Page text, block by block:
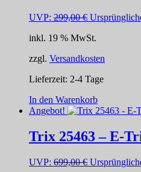
UVP: 299,00€
inkl. 19 % MwSt.
zzgl. Versandkosten
Lieferzeit: 2-4 Tage
In den Warenkorb
Angebot!
Trix 25463 – E-
UVP: 699,00€